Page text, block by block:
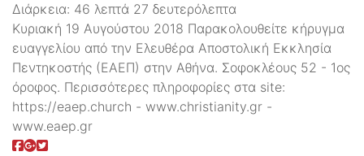
Διάρκεια: 46 λεπτά 27 δευτερόλεπτα
Κυριακή 19 Αυγούστου 2018 Παρακολουθείτε κήρυγμα
ευαγγελίου από την Ελευθέρα Αποστολική Εκκλησία
Πεντηκοστής (ΕΑΕΠ) στην Αθήνα. Σοφοκλέους 52 - 1ος
όροφος. Περισσότερες πληροφορίες στα site:
https://eaep.church - www.christianity.gr -
www.eaep.gr